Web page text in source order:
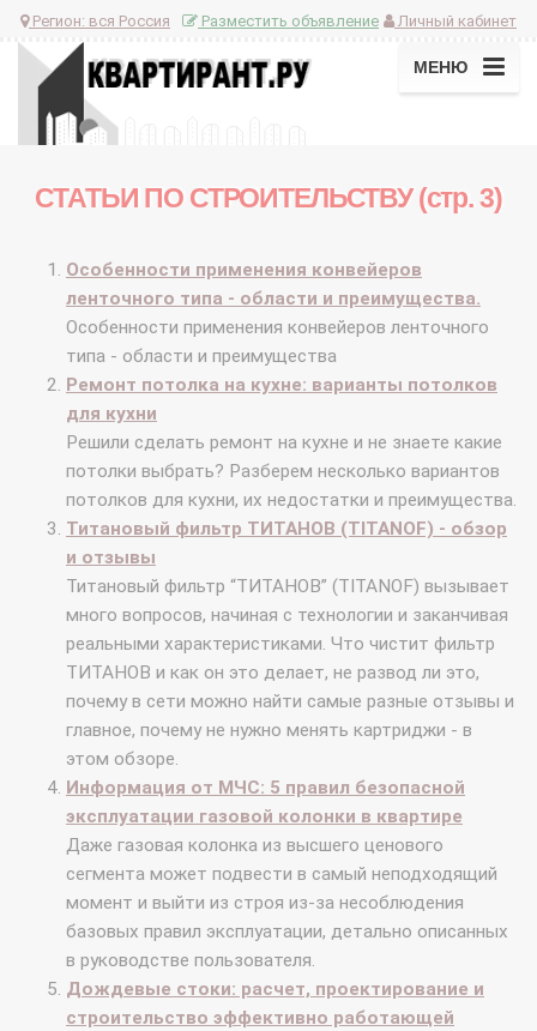
Регион: вся Россия Личный кабинет
Разместить объявление
МЕНЮ
СТАТЬИ ПО СТРОИТЕЛЬСТВУ (стр. 3)
Особенности применения конвейеров
ленточного типа - области и преимущества.
Особенности применения конвейеров ленточного
типа - области и преимущества
Ремонт потолка на кухне: варианты потолков
для кухни
Решили сделать ремонт на кухне и не знаете какие
потолки выбрать? Разберем несколько вариантов
потолков для кухни, их недостатки и преимущества.
Титановый фильтр ТИТАНОВ (TITANOF) - обзор
и отзывы
Титановый фильтр “ТИТАНОВ” (TITANOF) вызывает
много вопросов, начиная с технологии и заканчивая
реальными характеристиками. Что чистит фильтр
ТИТАНОВ и как он это делает, не развод ли это,
почему в сети можно найти самые разные отзывы и
главное, почему не нужно менять картриджи - в
этом обзоре.
Информация от МЧС: 5 правил безопасной
эксплуатации газовой колонки в квартире
Даже газовая колонка из высшего ценового
сегмента может подвести в самый неподходящий
момент и выйти из строя из-за несоблюдения
базовых правил эксплуатации, детально описанных
в руководстве пользователя.
Дождевые стоки: расчет, проектирование и
строительство эффективно работающей